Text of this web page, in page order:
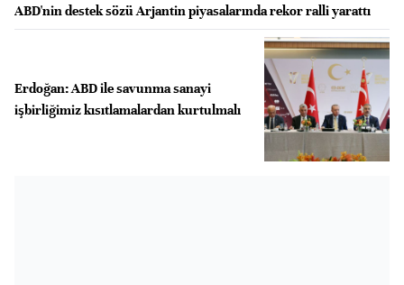
ABD'nin destek sözü Arjantin piyasalarında rekor ralli yarattı
Erdoğan: ABD ile savunma sanayi
işbirliğimiz kısıtlamalardan kurtulmalı